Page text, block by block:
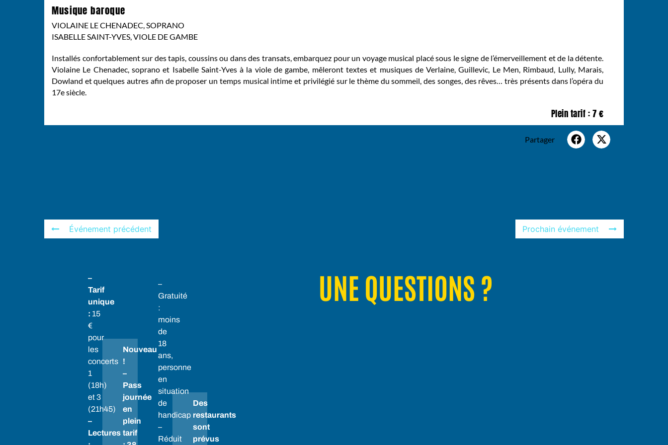
Musique baroque
VIOLAINE LE CHENADEC, SOPRANO
ISABELLE SAINT-YVES, VIOLE DE GAMBE
Installés confortablement sur des tapis, coussins ou dans des transats, embarquez pour un voyage musical placé sous le signe de l’émerveillement et de la détente.
Violaine Le Chenadec, soprano et Isabelle Saint-Yves à la viole de gambe, mêleront textes et musiques de Verlaine, Guillevic, Le Men, Rimbaud, Lully, Marais,
Dowland et quelques autres afin de proposer un temps musical intime et privilégié sur le thème du sommeil, des songes, des rêves… très présents dans l’opéra du
17e siècle.
Plein tarif : 7 €
Partager
Événement précédent Prochain événement
–
Tarif
unique
: 15
€
pour
les
concerts
1
(18h)
et 3
(21h45)
–
Lectures
Nouveau
!
–
Pass
journée
en
plein
tarif
–
Gratuité
:
moins
de
18
ans,
personne
en
situation
de
handicap
–
Réduit
Des
restaurants
sont
prévus
UNE QUESTIONS ?